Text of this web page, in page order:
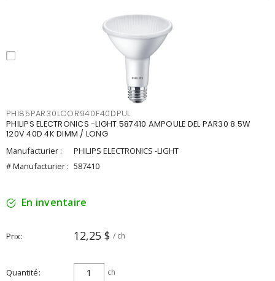
PHI85PAR30LCOR940F40DPUL
PHILIPS ELECTRONICS -LIGHT 587410 AMPOULE DEL PAR30 8.5W
120V 40D 4K DIMM / LONG
Manufacturier :
PHILIPS ELECTRONICS -LIGHT
# Manufacturier : 587410
En inventaire
Prix 12,25 $ / ch
Quantité ch